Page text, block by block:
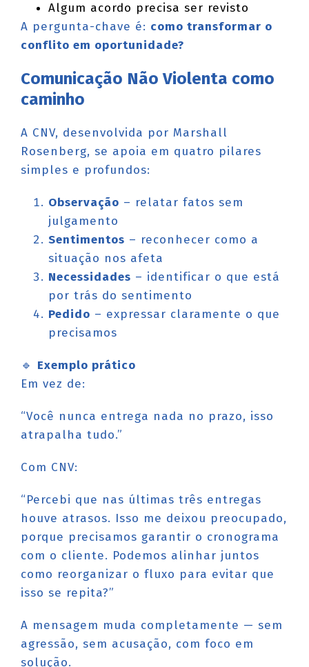
Algum acordo precisa ser revisto
A pergunta-chave é: como transformar o
conflito em oportunidade?
Comunicação Não Violenta como
caminho
A CNV, desenvolvida por Marshall
Rosenberg, se apoia em quatro pilares
simples e profundos:
Observação – relatar fatos sem
julgamento
Sentimentos – reconhecer como a
situação nos afeta
Necessidades – identificar o que está
por trás do sentimento
Pedido – expressar claramente o que
precisamos
🔹 Exemplo prático
Em vez de:
“Você nunca entrega nada no prazo, isso
atrapalha tudo.”
Com CNV:
“Percebi que nas últimas três entregas
houve atrasos. Isso me deixou preocupado,
porque precisamos garantir o cronograma
com o cliente. Podemos alinhar juntos
como reorganizar o fluxo para evitar que
isso se repita?”
A mensagem muda completamente — sem
agressão, sem acusação, com foco em
solução.